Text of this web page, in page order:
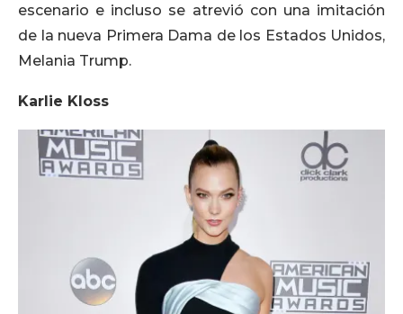
escenario e incluso se atrevió con una imitación
de la nueva Primera Dama de los Estados Unidos,
Melania Trump.
Karlie Kloss